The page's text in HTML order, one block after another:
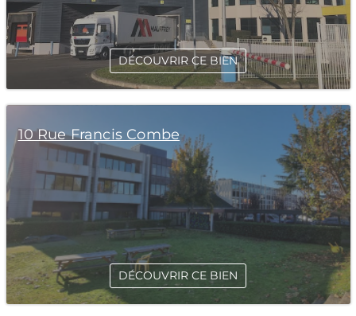
DÉCOUVRIR CE BIEN
10 Rue Francis Combe
DÉCOUVRIR CE BIEN